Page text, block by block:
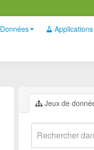
Données Applications
Jeux de